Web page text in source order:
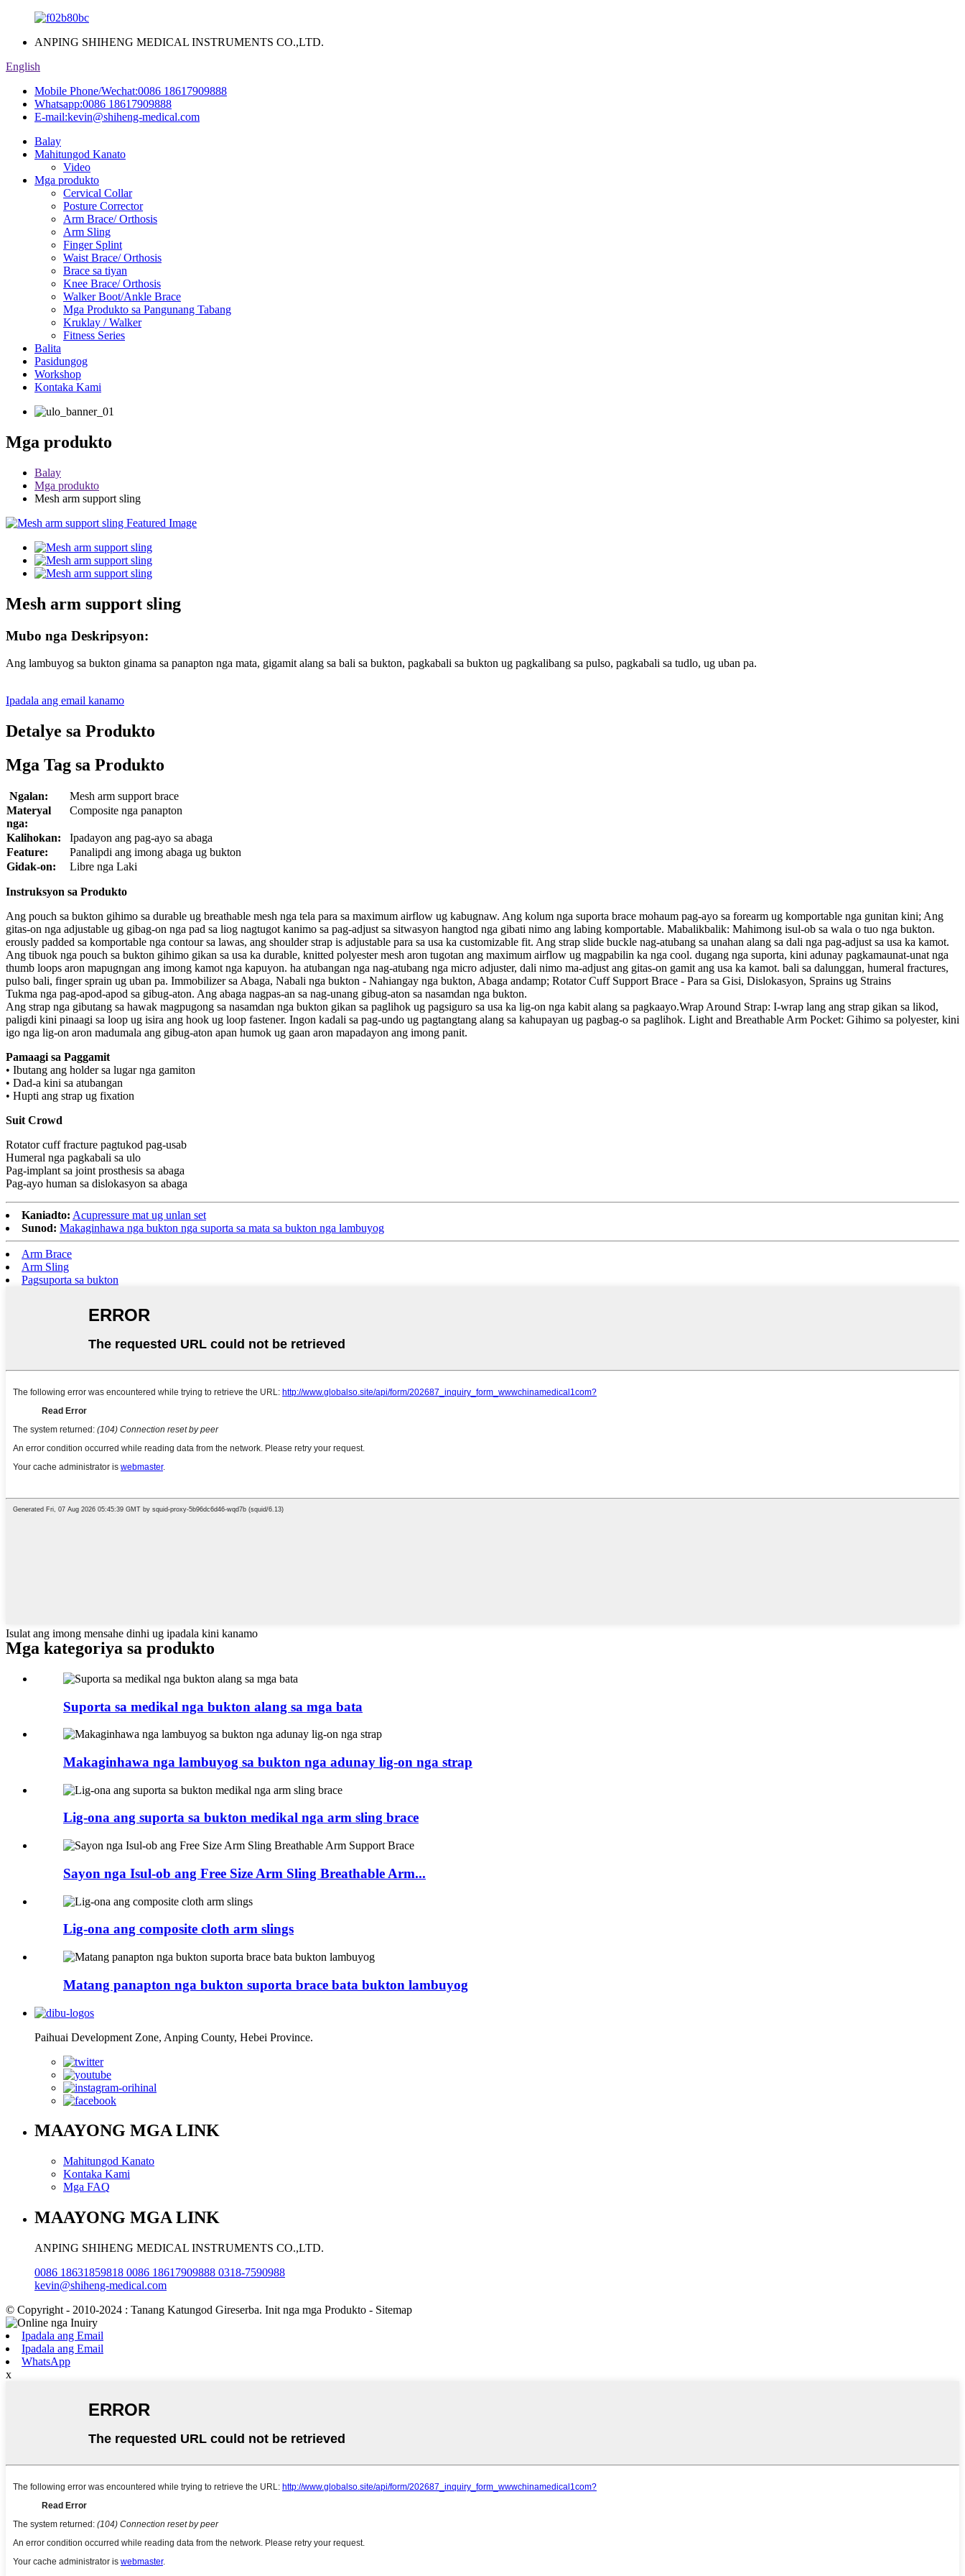
ANPING SHIHENG MEDICAL INSTRUMENTS CO.,LTD.
English
Mobile Phone/Wechat:0086 18617909888
Whatsapp:0086 18617909888
E-mail:kevin@shiheng-medical.com
Balay
Mahitungod Kanato
Video
Mga produkto
Cervical Collar
Posture Corrector
Arm Brace/ Orthosis
Arm Sling
Finger Splint
Waist Brace/ Orthosis
Brace sa tiyan
Knee Brace/ Orthosis
Walker Boot/Ankle Brace
Mga Produkto sa Pangunang Tabang
Kruklay / Walker
Fitness Series
Balita
Pasidungog
Workshop
Kontaka Kami
Mga produkto
Balay
Mga produkto
Mesh arm support sling
Mesh arm support sling
Mubo nga Deskripsyon:
Ang lambuyog sa bukton ginama sa panapton nga mata, gigamit alang sa bali sa bukton, pagkabali sa bukton ug pagkalibang sa pulso, pagkabali sa tudlo, ug uban pa.
Ipadala ang email kanamo
Detalye sa Produkto
Mga Tag sa Produkto
Ngalan:
Mesh arm support brace
Materyal
nga:
Composite nga panapton
Kalihokan:
Ipadayon ang pag-ayo sa abaga
Feature:
Panalipdi ang imong abaga ug bukton
Gidak-on:
Libre nga Laki
Instruksyon sa Produkto
Ang pouch sa bukton gihimo sa durable ug breathable mesh nga tela para sa maximum airflow ug kabugnaw. Ang kolum nga suporta brace mohaum pag-ayo sa forearm ug komportable nga gunitan kini; Ang
gitas-on nga adjustable ug gibag-on nga pad sa liog nagtugot kanimo sa pag-adjust sa sitwasyon hangtod nga gibati nimo ang labing komportable. Mabalikbalik: Mahimong isul-ob sa wala o tuo nga bukton.
erously padded sa komportable nga contour sa lawas, ang shoulder strap is adjustable para sa usa ka customizable fit. Ang strap slide buckle nag-atubang sa unahan alang sa dali nga pag-adjust sa usa ka kamot.
Ang tibuok nga pouch sa bukton gihimo gikan sa usa ka durable, knitted polyester mesh aron tugotan ang maximum airflow ug magpabilin ka nga cool. dugang nga suporta, kini adunay pagkamaunat-unat nga
thumb loops aron mapugngan ang imong kamot nga kapuyon. ha atubangan nga nag-atubang nga micro adjuster, dali nimo ma-adjust ang gitas-on gamit ang usa ka kamot. bali sa dalunggan, humeral fractures,
pulso bali, finger sprain ug uban pa. Immobilizer sa Abaga, Nabali nga bukton - Nahiangay nga bukton, Abaga andamp; Rotator Cuff Support Brace - Para sa Gisi, Dislokasyon, Sprains ug Strains
Tukma nga pag-apod-apod sa gibug-aton. Ang abaga nagpas-an sa nag-unang gibug-aton sa nasamdan nga bukton.
Ang strap nga gibutang sa hawak magpugong sa nasamdan nga bukton gikan sa paglihok ug pagsiguro sa usa ka lig-on nga kabit alang sa pagkaayo.Wrap Around Strap: I-wrap lang ang strap gikan sa likod,
paligdi kini pinaagi sa loop ug isira ang hook ug loop fastener. Ingon kadali sa pag-undo ug pagtangtang alang sa kahupayan ug pagbag-o sa paglihok. Light and Breathable Arm Pocket: Gihimo sa polyester, kini
igo nga lig-on aron madumala ang gibug-aton apan humok ug gaan aron mapadayon ang imong panit.
Pamaagi sa Paggamit
• Ibutang ang holder sa lugar nga gamiton
• Dad-a kini sa atubangan
• Hupti ang strap ug fixation
Suit Crowd
Rotator cuff fracture pagtukod pag-usab
Humeral nga pagkabali sa ulo
Pag-implant sa joint prosthesis sa abaga
Pag-ayo human sa dislokasyon sa abaga
Kaniadto: Acupressure mat ug unlan set
Sunod: Makaginhawa nga bukton nga suporta sa mata sa bukton nga lambuyog
Arm Brace
Arm Sling
Pagsuporta sa bukton
Isulat ang imong mensahe dinhi ug ipadala kini kanamo
Mga kategoriya sa produkto
Suporta sa medikal nga bukton alang sa mga bata
Makaginhawa nga lambuyog sa bukton nga adunay lig-on nga strap
Lig-ona ang suporta sa bukton medikal nga arm sling brace
Sayon nga Isul-ob ang Free Size Arm Sling Breathable Arm...
Lig-ona ang composite cloth arm slings
Matang panapton nga bukton suporta brace bata bukton lambuyog
Paihuai Development Zone, Anping County, Hebei Province.
MAAYONG MGA LINK
Mahitungod Kanato
Kontaka Kami
Mga FAQ
MAAYONG MGA LINK
ANPING SHIHENG MEDICAL INSTRUMENTS CO.,LTD.
0086 18631859818 0086 18617909888 0318-7590988
kevin@shiheng-medical.com
© Copyright - 2010-2024 : Tanang Katungod Gireserba. Init nga mga Produkto - Sitemap
Ipadala ang Email
Ipadala ang Email
WhatsApp
x